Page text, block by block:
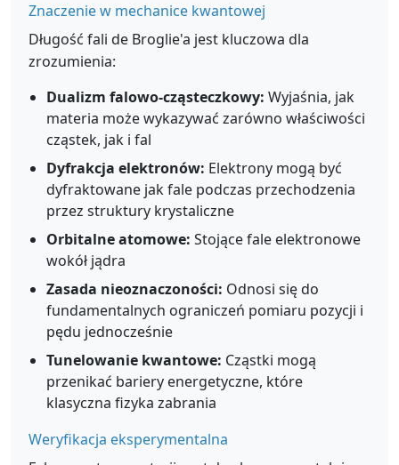
Znaczenie w mechanice kwantowej
Długość fali de Broglie'a jest kluczowa dla
zrozumienia:
Dualizm falowo-cząsteczkowy: Wyjaśnia, jak
materia może wykazywać zarówno właściwości
cząstek, jak i fal
Dyfrakcja elektronów: Elektrony mogą być
dyfraktowane jak fale podczas przechodzenia
przez struktury krystaliczne
Orbitalne atomowe: Stojące fale elektronowe
wokół jądra
Zasada nieoznaczoności: Odnosi się do
fundamentalnych ograniczeń pomiaru pozycji i
pędu jednocześnie
Tunelowanie kwantowe: Cząstki mogą
przenikać bariery energetyczne, które
klasyczna fizyka zabrania
Weryfikacja eksperymentalna